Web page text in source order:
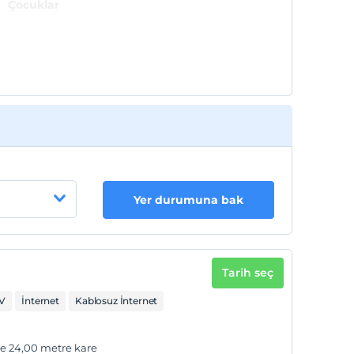
Yer durumuna bak
İnternet Kablosuz İnternet
24,00 metre kare
Tarih seç